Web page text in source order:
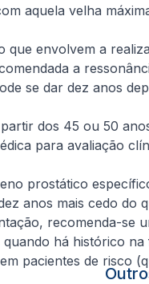
aquela velha
envolvem a
a
se dar dez anos
dos 45 ou 50
para avaliação
prostático
anos mais cedo do
recomenda-se
há histórico
pacientes de risco